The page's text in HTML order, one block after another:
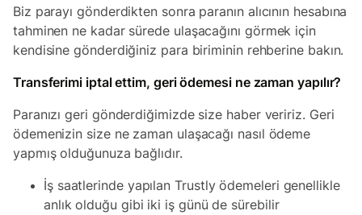
Biz parayı gönderdikten sonra paranın alıcının hesabına
tahminen ne kadar sürede ulaşacağını görmek için
kendisine gönderdiğiniz para biriminin rehberine bakın.
Transferimi iptal ettim, geri ödemesi ne zaman yapılır?
Paranızı geri gönderdiğimizde size haber veririz. Geri
ödemenizin size ne zaman ulaşacağı nasıl ödeme
yapmış olduğunuza bağlıdır.
İş saatlerinde yapılan Trustly ödemeleri genellikle
anlık olduğu gibi iki iş günü de sürebilir